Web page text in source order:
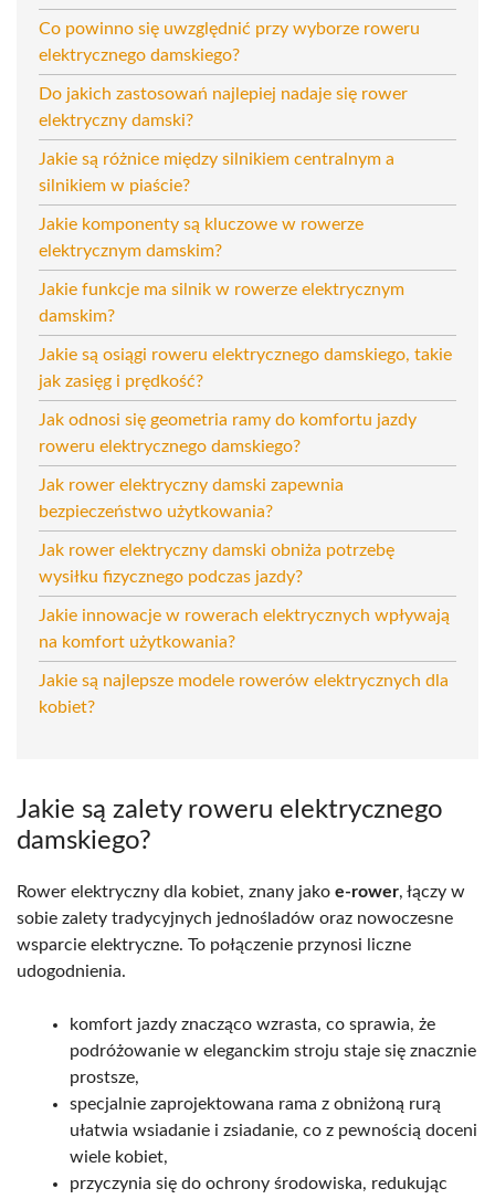
Co powinno się uwzględnić przy wyborze roweru
elektrycznego damskiego?
Do jakich zastosowań najlepiej nadaje się rower
elektryczny damski?
Jakie są różnice między silnikiem centralnym a
silnikiem w piaście?
Jakie komponenty są kluczowe w rowerze
elektrycznym damskim?
Jakie funkcje ma silnik w rowerze elektrycznym
damskim?
Jakie są osiągi roweru elektrycznego damskiego, takie
jak zasięg i prędkość?
Jak odnosi się geometria ramy do komfortu jazdy
roweru elektrycznego damskiego?
Jak rower elektryczny damski zapewnia
bezpieczeństwo użytkowania?
Jak rower elektryczny damski obniża potrzebę
wysiłku fizycznego podczas jazdy?
Jakie innowacje w rowerach elektrycznych wpływają
na komfort użytkowania?
Jakie są najlepsze modele rowerów elektrycznych dla
kobiet?
Jakie są zalety roweru elektrycznego
damskiego?
Rower elektryczny dla kobiet, znany jako e-rower, łączy w
sobie zalety tradycyjnych jednośladów oraz nowoczesne
wsparcie elektryczne. To połączenie przynosi liczne
udogodnienia.
komfort jazdy znacząco wzrasta, co sprawia, że
podróżowanie w eleganckim stroju staje się znacznie
prostsze,
specjalnie zaprojektowana rama z obniżoną rurą
ułatwia wsiadanie i zsiadanie, co z pewnością doceni
wiele kobiet,
przyczynia się do ochrony środowiska, redukując